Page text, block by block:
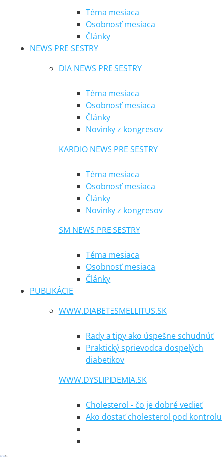
Téma mesiaca
Osobnosť mesiaca
Články
NEWS PRE SESTRY
DIA NEWS PRE SESTRY
Téma mesiaca
Osobnosť mesiaca
Články
Novinky z kongresov
KARDIO NEWS PRE SESTRY
Téma mesiaca
Osobnosť mesiaca
Články
Novinky z kongresov
SM NEWS PRE SESTRY
Téma mesiaca
Osobnosť mesiaca
Články
PUBLIKÁCIE
WWW.DIABETESMELLITUS.SK
Rady a tipy ako úspešne schudnúť
Praktický sprievodca dospelých
diabetikov
WWW.DYSLIPIDEMIA.SK
Cholesterol - čo je dobré vedieť
Ako dostať cholesterol pod kontrolu